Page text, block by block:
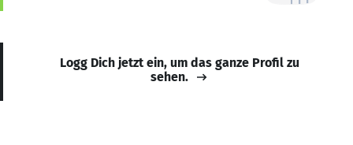
Logg Dich jetzt ein, um das ganze Profil zu
sehen.